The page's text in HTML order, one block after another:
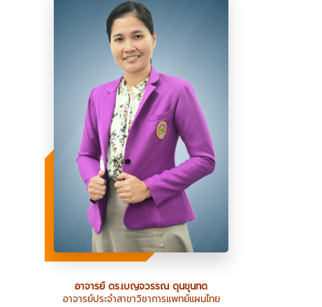
อาจารย์ ดร.เบญจวรรณ ดุนขุนทด
อาจารย์ประจำสาขาวิชาการแพทย์แผนไทย